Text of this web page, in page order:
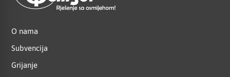
O nama
Subvencija
Grijanje